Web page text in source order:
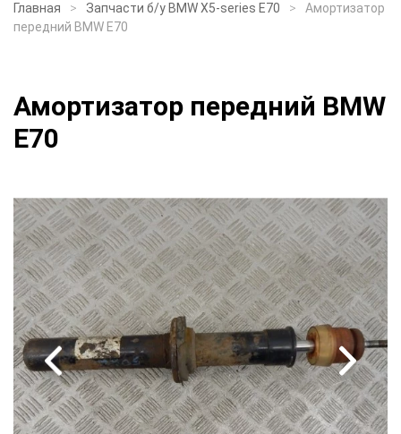
Главная Запчасти б/у BMW X5-series E70
Амортизатор
передний BMW E70
Амортизатор передний BMW
E70